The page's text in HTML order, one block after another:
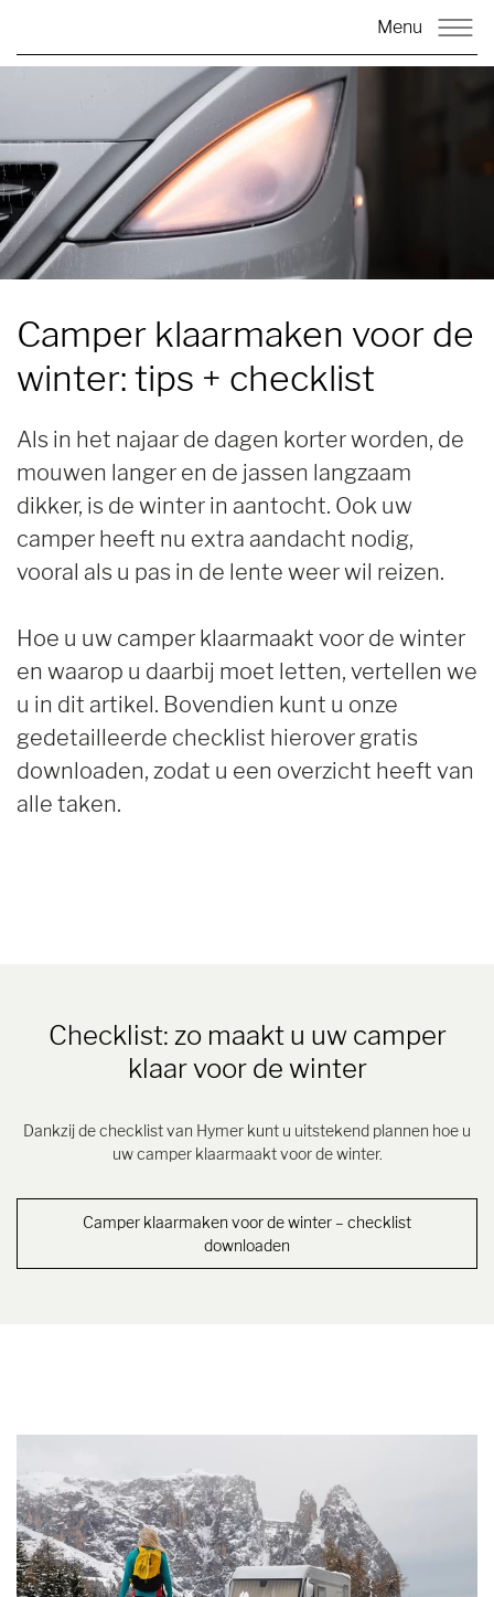
Menu
Camper klaarmaken voor de
winter: tips + checklist
Als in het najaar de dagen korter worden, de
mouwen langer en de jassen langzaam
dikker, is de winter in aantocht. Ook uw
camper heeft nu extra aandacht nodig,
vooral als u pas in de lente weer wil reizen.
Hoe u uw camper klaarmaakt voor de winter
en waarop u daarbij moet letten, vertellen we
u in dit artikel. Bovendien kunt u onze
gedetailleerde checklist hierover gratis
downloaden, zodat u een overzicht heeft van
alle taken.
Checklist: zo maakt u uw camper
klaar voor de winter
Dankzij de checklist van Hymer kunt u uitstekend plannen hoe u
uw camper klaarmaakt voor de winter.
Camper klaarmaken voor de winter – checklist
downloaden